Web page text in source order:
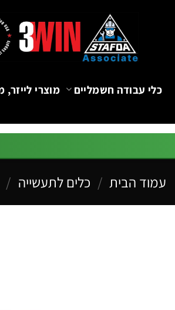
כלי עבודה חשמליים מוצרי לייזר,
עמוד הבית / כלים לתעשייה /